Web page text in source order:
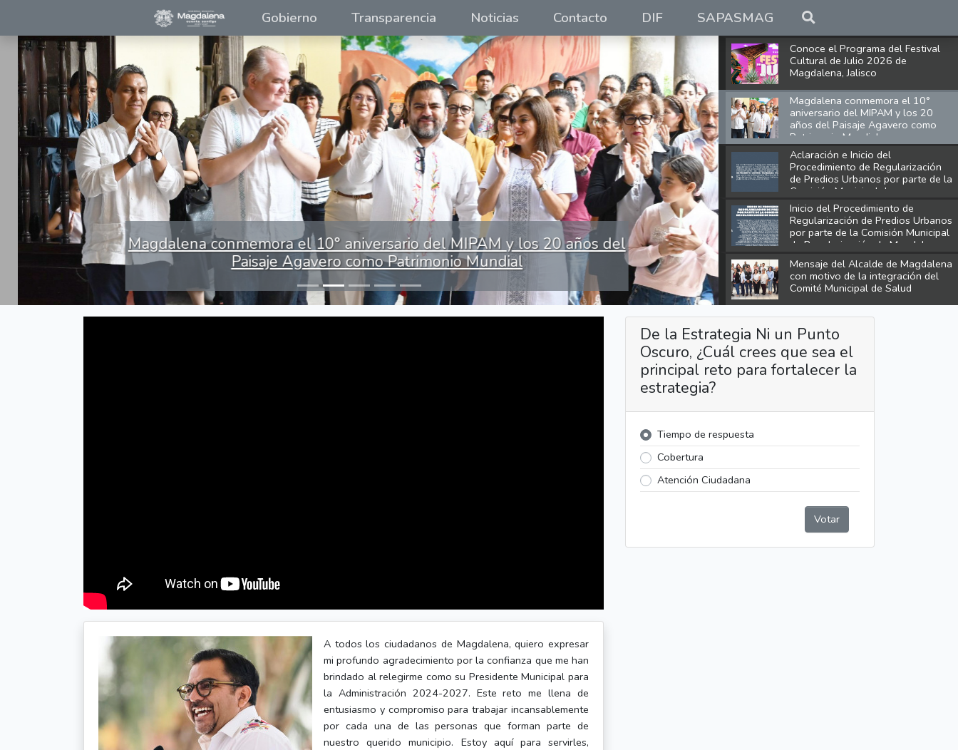
Gobierno Transparencia Noticias Contacto DIF SAPASMAG
Magdalena conmemora el 10° aniversario del MIPAM y los 20 años del
Paisaje Agavero como Patrimonio Mundial
Conoce el Programa del Festival
Cultural de Julio 2026 de
Magdalena, Jalisco
Magdalena conmemora el 10°
aniversario del MIPAM y los 20
años del Paisaje Agavero como
Patrimonio Mundial
Aclaración e Inicio del
Procedimiento de Regularización
de Predios Urbanos por parte de la
Comisión Municipal de
Regularización de Magdalena,
Jalisco
Inicio del Procedimiento de
Regularización de Predios Urbanos
por parte de la Comisión Municipal
de Regularización de Magdalena,
Jalisco
Mensaje del Alcalde de Magdalena
con motivo de la integración del
Comité Municipal de Salud
De la Estrategia Ni un Punto
Oscuro, ¿Cuál crees que sea el
principal reto para fortalecer la
estrategia?
Tiempo de respuesta
Cobertura
Atención Ciudadana
Votar
A todos los ciudadanos de Magdalena, quiero expresar
mi profundo agradecimiento por la confianza que me han
brindado al relegirme como su Presidente Municipal para
la Administración 2024-2027. Este reto me llena de
entusiasmo y compromiso para trabajar incansablemente
por cada una de las personas que forman parte de
nuestro querido municipio. Estoy aquí para servirles,